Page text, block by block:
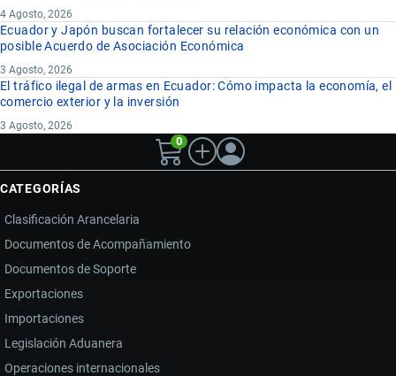
4 Agosto, 2026
Ecuador y Japón buscan fortalecer su relación económica con un
posible Acuerdo de Asociación Económica
3 Agosto, 2026
El tráfico ilegal de armas en Ecuador: Cómo impacta la economía, el
comercio exterior y la inversión
3 Agosto, 2026
0
CATEGORÍAS
Clasificación Arancelaria
Documentos de Acompañamiento
Documentos de Soporte
Exportaciones
Importaciones
Legislación Aduanera
Operaciones internacionales